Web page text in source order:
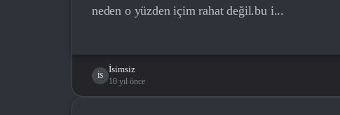
neden o yüzden içim rahat değil.bu i...
İS
İsimsiz
10 yıl önce